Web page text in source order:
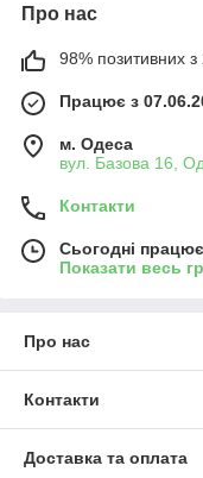
Про нас
98% позитивних з
Працює з
м. Одеса
вул. Базова 16,
Контакти
Сьогодні
Показати весь
Про нас
Контакти
Доставка та оплата